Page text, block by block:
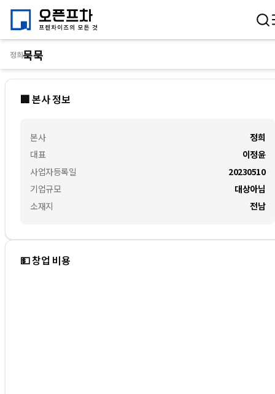
🏢 본사 정보
본사
대표
사업자등록일
기업규모
소재지
정희
이정윤
20230510
대상아님
전남
정희묵묵
💵 창업 비용